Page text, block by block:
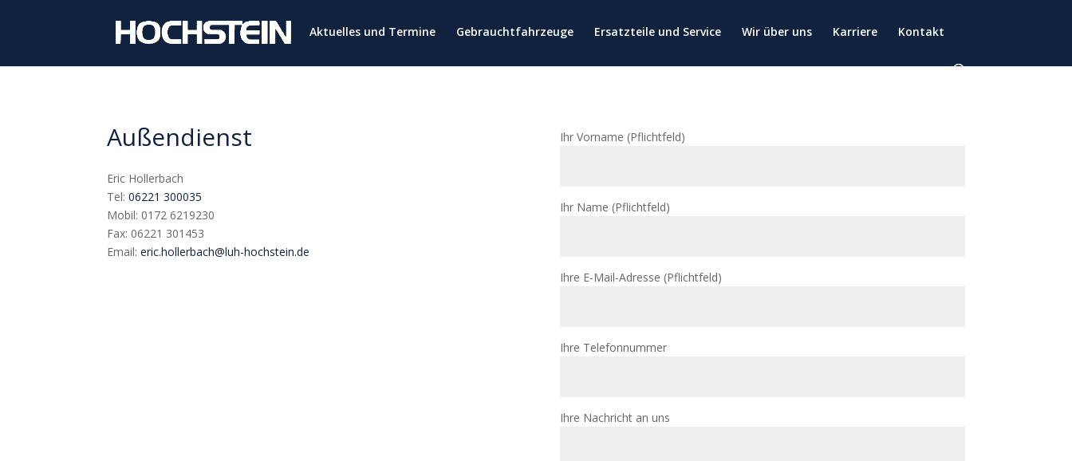
Aktuelles und Termine Gebrauchtfahrzeuge Ersatzteile und Service Wir über uns Karriere Kontakt
Außendienst
Eric Hollerbach
Tel: 06221 300035
Mobil: 0172 6219230
Fax: 06221 301453
Email: eric.hollerbach@luh-hochstein.de
Ihr Vorname (Pflichtfeld)
Ihr Name (Pflichtfeld)
Ihre E-Mail-Adresse (Pflichtfeld)
Ihre Telefonnummer
Ihre Nachricht an uns